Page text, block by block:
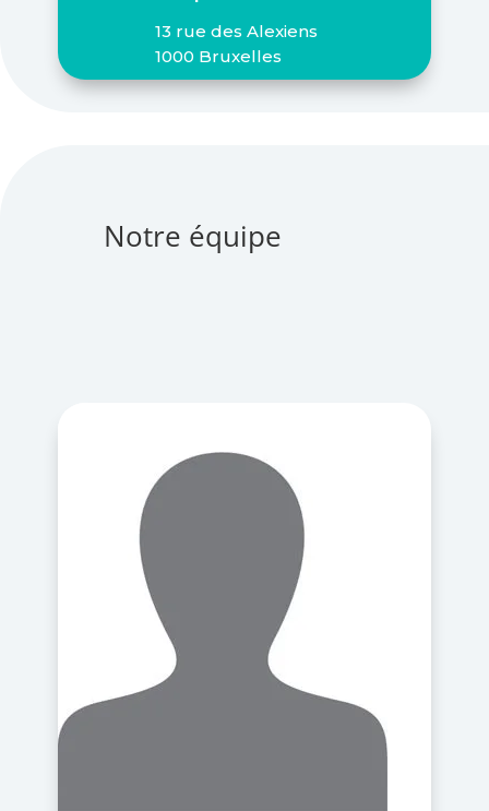
13 rue des Alexiens
1000 Bruxelles
Notre équipe